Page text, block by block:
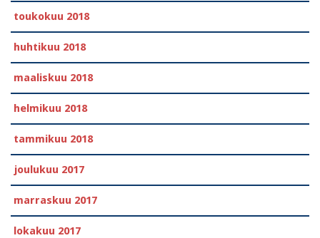
toukokuu 2018
huhtikuu 2018
maaliskuu 2018
helmikuu 2018
tammikuu 2018
joulukuu 2017
marraskuu 2017
lokakuu 2017